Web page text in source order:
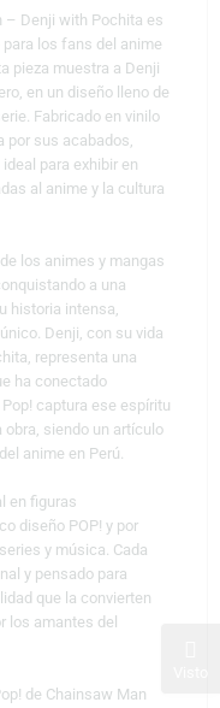
– Denji with Pochita es
los fans del anime
pieza muestra a Denji
en un diseño lleno de
Fabricado en vinilo
por sus acabados,
para exhibir en
al anime y la cultura
los animes y mangas
a una
historia intensa,
Denji, con su vida
representa una
ha conectado
captura ese espíritu
obra, siendo un artículo
anime en Perú.
en figuras
diseño POP! y por
y música. Cada
y pensado para
que la convierten
los amantes del
de Chainsaw Man